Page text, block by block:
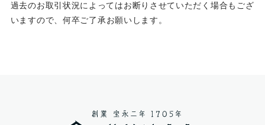
過去のお取引状況によってはお断りさせていただく場合もござ
いますので、 何卒ご了承お願いします。